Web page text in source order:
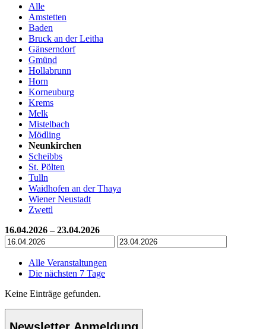
Alle
Amstetten
Baden
Bruck an der Leitha
Gänserndorf
Gmünd
Hollabrunn
Horn
Korneuburg
Krems
Melk
Mistelbach
Mödling
Neunkirchen
Scheibbs
St. Pölten
Tulln
Waidhofen an der Thaya
Wiener Neustadt
Zwettl
16.04.2026 – 23.04.2026
Alle Veranstaltungen
Die nächsten 7 Tage
Keine Einträge gefunden.